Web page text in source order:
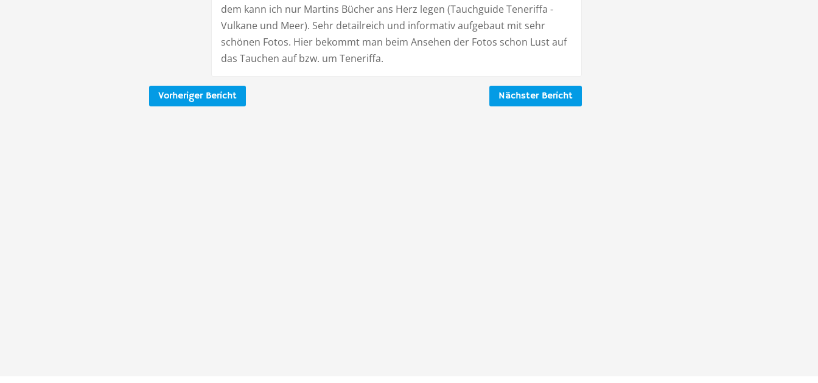
dem kann ich nur Martins Bücher ans Herz legen (Tauchguide Teneriffa -
Vulkane und Meer). Sehr detailreich und informativ aufgebaut mit sehr
schönen Fotos. Hier bekommt man beim Ansehen der Fotos schon Lust auf
das Tauchen auf bzw. um Teneriffa.
Nächster Bericht
Vorheriger Bericht